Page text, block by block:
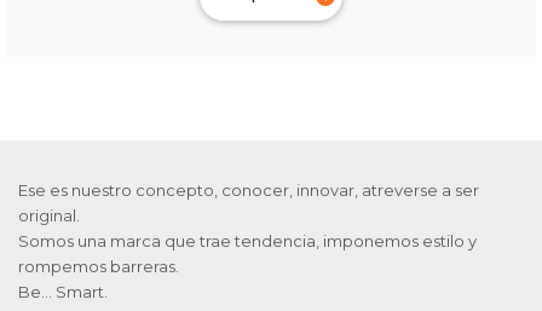
Ese es nuestro concepto, conocer, innovar, atreverse a ser
original.
Somos una marca que trae tendencia, imponemos estilo y
rompemos barreras.
Be… Smart.